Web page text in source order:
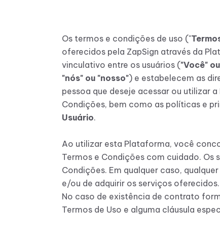
Os termos e condições de uso ("
oferecidos pela ZapSign através da
vinculativo entre os usuários ("Você"
"nós" ou "nosso") e estabelecem as
pessoa que deseje acessar ou utilizar
Condições, bem como as políticas e
Usuário.
Ao utilizar esta Plataforma, você
Termos e Condições com cuidado.
Condições. Em qualquer caso,
e/ou de adquirir os serviços oferecidos.
No caso de existência de contrato
Termos de Uso e alguma cláusula